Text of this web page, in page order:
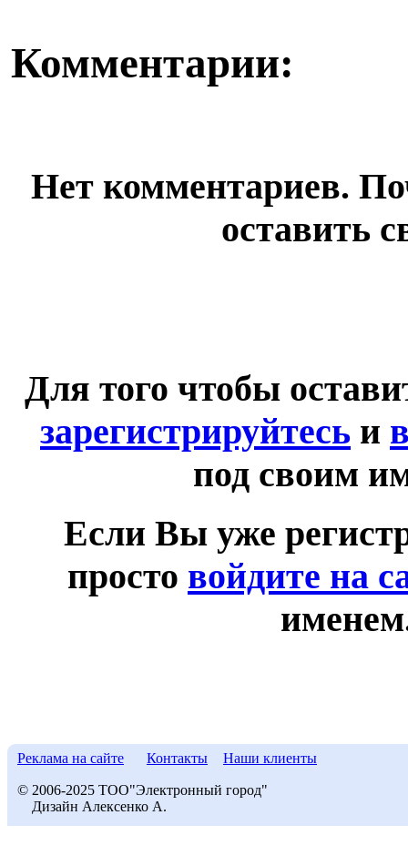
Комментарии:
Нет комментариев.
оставить
Для того чтобы
зарегистрируйтесь и
под своим
Если Вы уже
просто войдите на
Реклама на сайте Контакты Наши клиенты
© 2006-2025 ТОО"Электронный город"
Дизайн Алексенко А.